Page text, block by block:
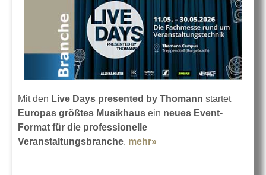
Mit den Live Days presented by Thomann startet
Europas größtes Musikhaus ein neues Event-
Format für die professionelle
Veranstaltungsbranche. mehr»